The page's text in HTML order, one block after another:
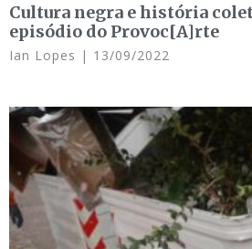
Cultura negra e história
episódio do Provoc[A]rte
Ian Lopes 13/09/2022